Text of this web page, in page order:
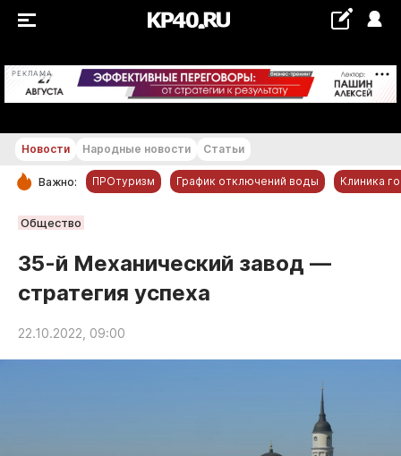
РЕКЛАМА +17...+18 °С
РУБРИКИ
Обнинск
Статьи
Народные новости
Авто и транспорт
Новости Народные новости Статьи
Важно: ПРОтуризм График отключений воды Клиника
Общество
35-й Механический завод —
стратегия успеха
22.10.2022, 09:00